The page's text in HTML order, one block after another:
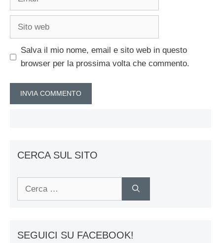
Sito
Salva il mio nome, email e sito web in questo
browser per la prossima volta che commento.
CERCA SUL SITO
SEGUICI SU FACEBOOK!